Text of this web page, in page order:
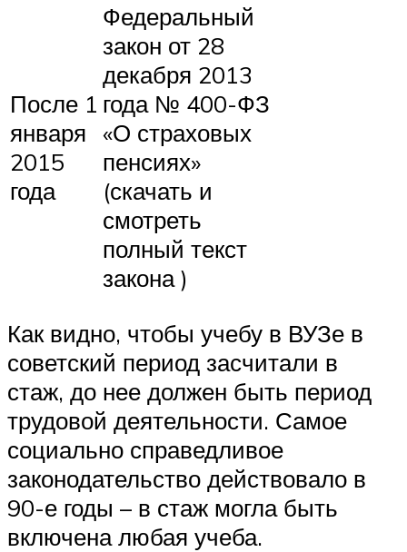
После 1
января
2015
года
Федеральный
закон от 28
декабря 2013
года № 400-ФЗ
«О страховых
пенсиях»
(скачать и
смотреть
полный текст
закона )
Как видно, чтобы учебу в ВУЗе в
советский период засчитали в
стаж, до нее должен быть период
трудовой деятельности. Самое
социально справедливое
законодательство действовало в
90-е годы – в стаж могла быть
включена любая учеба.